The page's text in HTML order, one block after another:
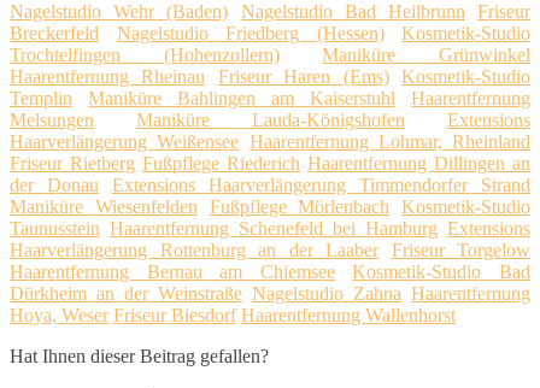
Nagelstudio Wehr (Baden) Nagelstudio Bad Heilbrunn
Friseur
Breckerfeld
Nagelstudio Friedberg (Hessen)
Kosmetik-Studio
Trochtelfingen (Hohenzollern)
Maniküre Grünwinkel
Haarentfernung Rheinau
Friseur Haren (Ems)
Kosmetik-Studio
Templin
Maniküre Bahlingen am Kaiserstuhl
Haarentfernung
Melsungen
Maniküre Lauda-Königshofen
Extensions
Haarverlängerung Weißensee Haarentfernung Lohmar, Rheinland
Friseur Rietberg Fußpflege Riederich Haarentfernung Dillingen an
der Donau
Extensions Haarverlängerung Timmendorfer Strand
Maniküre Wiesenfelden
Fußpflege Mörlenbach
Kosmetik-Studio
Taunusstein Haarentfernung Schenefeld bei Hamburg Extensions
Haarverlängerung Rottenburg an der Laaber
Friseur Torgelow
Haarentfernung Bernau am Chiemsee
Kosmetik-Studio Bad
Dürkheim an der Weinstraße Nagelstudio Zahna Haarentfernung
Hoya, Weser Friseur Biesdorf Haarentfernung Wallenhorst
Hat Ihnen dieser Beitrag gefallen?